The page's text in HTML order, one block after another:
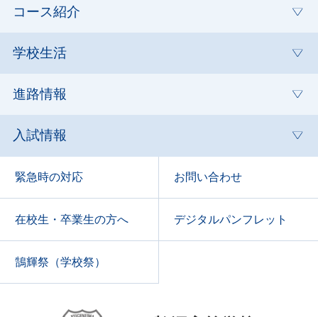
コース紹介
学校生活
進路情報
入試情報
緊急時の対応 お問い合わせ
在校生・卒業生の方へ デジタルパンフレット
鵠輝祭（学校祭）